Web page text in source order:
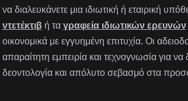
να διαλευκάνετε μια ιδιωτική ή εταιρική
ντετέκτιβή τα γραφεία ιδιωτικών ερευνών
οικονομικά με εγγυημένη επιτυχία. Οι
απαραίτητη εμπειρία και τεχνογνωσία για
δεοντολογία και απόλυτο σεβασμό στα